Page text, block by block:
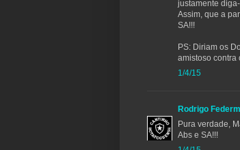
justamente
Assim, que a
SA!!!
PS: Diriam os
amistoso contra
1/4/15
Rodrigo
Pura verdade,
Abs e SA!!!